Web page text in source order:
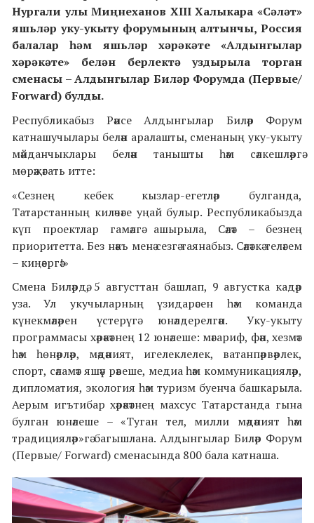
Нургали улы Миңнеханов XIII Халыкара «Cәләт»
яшьләр уку-укыту форумының алтынчы, Россия
балалар һәм яшьләр хәрәкәте «Алдынгылар
хәрәкәте» белән берлектә уздырыла торган
сменасы –Алдынгылар Биләр Форумда (Первые/
Forward) булды.
Республикабыз Рәисе Алдынгылар Биләр Форум
катнашучылары белән аралашты, сменаның уку-укыту
мәйданчыклары белән танышты һәм сәлкешләргә
мөрәҗәгать итте:
«Сезнең кебек кызлар-егетләр булганда,
Татарстанның киләчәге уңай булыр. Республикабызда
күп проектлар гамәлгә ашырыла, Сәләт – безнең
приоритетта. Без нәкъ менә сезгә таянабыз. Сәләткә теләгем
– киңәергә!»
Смена Биләрдә, 5 августтан башлап, 9 августка кадәр
уза.Ул укучыларның үзидарәсен һәм команда
күнекмәләрен үстерүгә юнәлдерелгән. Уку-укыту
программасы хәрәкәтнең 12 юнәлеше: мәгариф, фән, хезмәт
һәм һөнәрләр, мәдәният, игелеклелек, ватанпәрвәрлек,
спорт, сәламәт яшәү рәвеше, медиа һәм коммуникацияләр,
дипломатия, экология һәм туризм буенча башкарыла.
Аерым игътибар хәрәкәтнең махсус Татарстанда гына
булган юнәлеше – «Туган тел, милли мәдәният һәм
традицияләр»гә багышлана. Алдынгылар Биләр Форум
(Первые/ Forward) сменасында 800 бала катнаша.